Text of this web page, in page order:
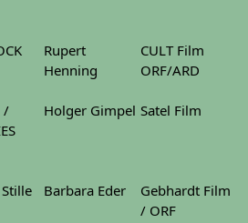
Rupert
Henning
CULT Film
ORF/ARD
/
Holger Gimpel Satel Film
Stille
Barbara Eder
Gebhardt Film
/ ORF